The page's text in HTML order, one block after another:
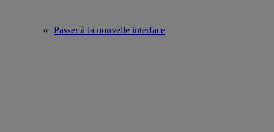
Passer à la nouvelle interface